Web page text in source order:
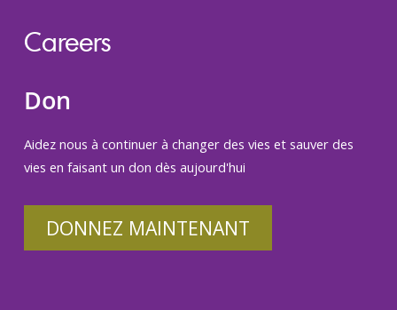
Careers
Don
Aidez nous à continuer à changer des vies et sauver des
vies en faisant un don dès aujourd'hui
DONNEZ MAINTENANT